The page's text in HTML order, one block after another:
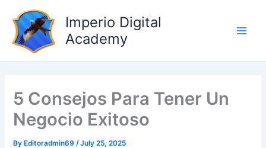
content
Imperio Digital
Academy
5 Consejos Para Tener Un
Negocio Exitoso
By Editoradmin69/July 25, 2025